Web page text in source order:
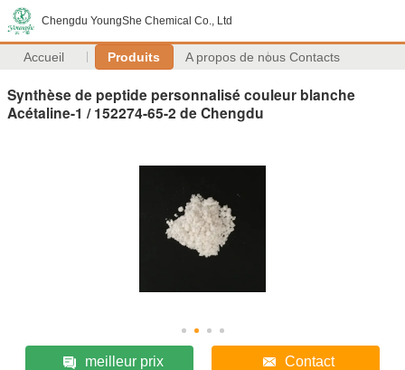
Chengdu YoungShe Chemical Co., Ltd
Accueil Produits A propos de nous Contacts
Synthèse de peptide personnalisé couleur blanche
Acétaline-1 / 152274-65-2 de Chengdu
meilleur prix Contact